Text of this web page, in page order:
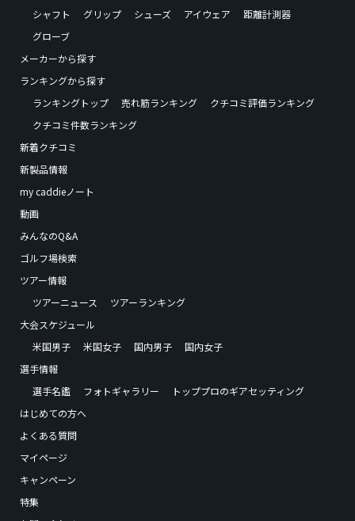
シャフト
グリップ シューズ アイウェア
距離計測器
グローブ
メーカーから探す
ランキングから探す
ランキングトップ
売れ筋ランキング
クチコミ評価ランキング
クチコミ件数ランキング
新着クチコミ
新製品情報
my caddieノート
動画
みんなのQ&A
ゴルフ場検索
ツアー情報
ツアーニュース
ツアーランキング
大会スケジュール
米国男子
米国女子 国内男子
国内女子
選手情報
選手名鑑
フォトギャラリー
トッププロのギアセッティング
はじめての方へ
よくある質問
マイページ
キャンペーン
特集